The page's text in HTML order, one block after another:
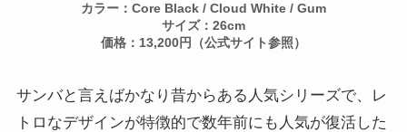
カラー：Core Black / Cloud White / Gum
サイズ：26cm
価格：13,200円（公式サイト参照）
サンバと言えばかなり昔からある人気シリーズで、レ
トロなデザインが特徴的で数年前にも人気が復活した